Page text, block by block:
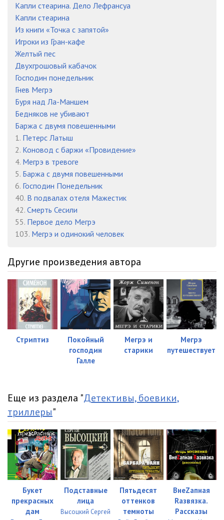
Капли стеарина. Дело Лефрансуа
Капли стеарина
Из книги «Точка с запятой»
Игроки из Гран-кафе
Желтый пес
Двухгрошовый кабачок
Господин понедельник
Гнев Мегрэ
Буря над Ла-Маншем
Бедняков не убивают
Баржа с двумя повешенными
1. Петерс Латыш
2. Коновод с баржи «Провидение»
4. Мегрэ в тревоге
5. Баржа с двумя повешенными
6. Господин Понедельник
40. В подвалах отеля Мажестик
42. Смерть Сесили
55. Первое дело Мегрэ
103. Мегрэ и одинокий человек
Другие произведения автора
Стриптиз
Покойный
господин
Галле
Мегрэ и
старики
Мегрэ
путешествует
Еще из раздела "Детективы, боевики,
триллеры"
Букет
прекрасных
дам
Подставные
лица
Высоцкий Сергей
Пятьдесят
оттенков
темноты
ВнеZапная
Rазвязка.
Рассказы